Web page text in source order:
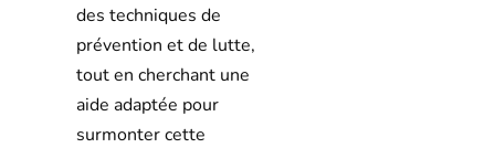
des techniques de
prévention et de lutte,
tout en cherchant une
aide adaptée pour
surmonter cette